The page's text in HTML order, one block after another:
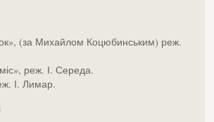
(за Михайлом Коцюбинським) реж.
реж. І. Середа.
І. Лимар.